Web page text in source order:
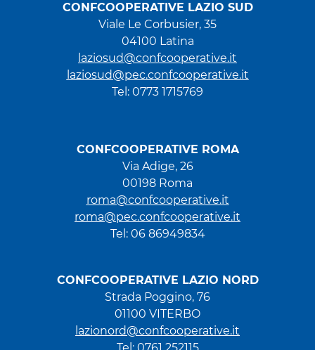
CONFCOOPERATIVE LAZIO SUD
Viale Le Corbusier, 35
04100 Latina
laziosud@confcooperative.it
laziosud@pec.confcooperative.it
Tel: 0773 1715769
CONFCOOPERATIVE ROMA
Via Adige, 26
00198 Roma
roma@confcooperative.it
roma@pec.confcooperative.it
Tel: 06 86949834
CONFCOOPERATIVE LAZIO NORD
Strada Poggino, 76
01100 VITERBO
lazionord@confcooperative.it
Tel: 0761 252115